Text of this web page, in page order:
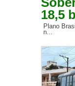
18,5
Plano
n...